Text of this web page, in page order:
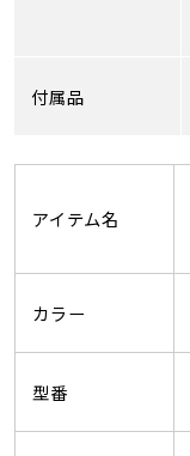
付属品
アイテム名
カラー
型番